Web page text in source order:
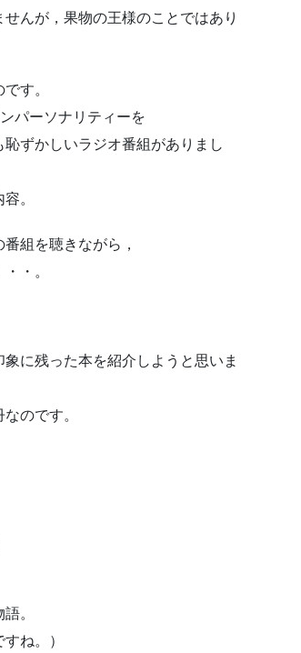
んが，果物の王様のことではあり
す。
パーソナリティーを
ずかしいラジオ番組がありまし
。
組を聴きながら，
・。
に残った本を紹介しようと思いま
のです。
。
ね。）